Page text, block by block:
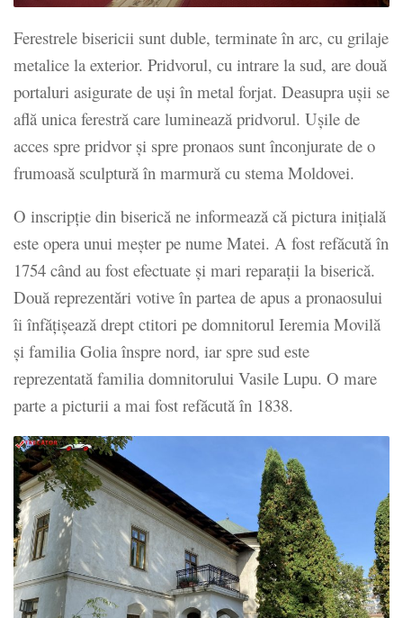
Ferestrele bisericii sunt duble, terminate în arc, cu grilaje
metalice la exterior. Pridvorul, cu intrare la sud, are două
portaluri asigurate de uși în metal forjat. Deasupra ușii se
află unica ferestră care luminează pridvorul. Ușile de
acces spre pridvor și spre pronaos sunt înconjurate de o
frumoasă sculptură în marmură cu stema Moldovei.
O inscripție din biserică ne informează că pictura inițială
este opera unui meșter pe nume Matei. A fost refăcută în
1754 când au fost efectuate și mari reparații la biserică.
Două reprezentări votive în partea de apus a pronaosului
îi înfățișează drept ctitori pe domnitorul Ieremia Movilă
și familia Golia înspre nord, iar spre sud este
reprezentată familia domnitorului Vasile Lupu. O mare
parte a picturii a mai fost refăcută în 1838.